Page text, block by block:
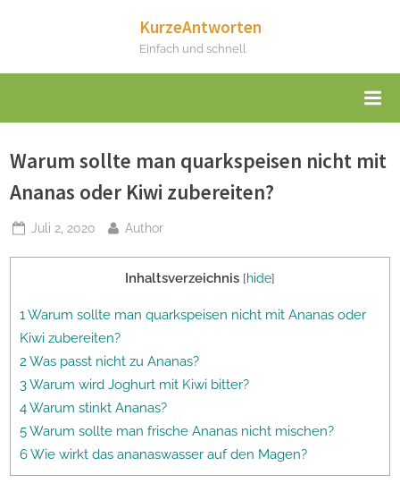
KurzeAntworten
Einfach und schnell
Warum sollte man quarkspeisen nicht mit
Ananas oder Kiwi zubereiten?
Posted
Juli 2, 2020 By
Author
Inhaltsverzeichnis [hide]
1 Warum sollte man quarkspeisen nicht mit Ananas oder
Kiwi zubereiten?
2 Was passt nicht zu Ananas?
3 Warum wird Joghurt mit Kiwi bitter?
4 Warum stinkt Ananas?
5 Warum sollte man frische Ananas nicht mischen?
6 Wie wirkt das ananaswasser auf den Magen?